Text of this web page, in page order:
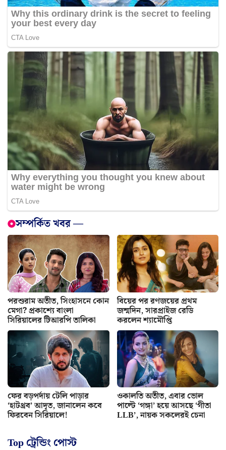
সম্পর্কিত খবর —
পরশুরাম অতীত, সিংহাসনে কোন
মেগা? প্রকাশ্যে বাংলা
সিরিয়ালের টিআরপি তালিকা
বিয়ের পর রণজয়ের প্রথম
জন্মদিন, সারপ্রাইজ রেডি
করলেন শ্যামৌপ্তি
ফের বড়পর্দায় টেলি পাড়ার
‘হাটথ্রব’ আদৃত, জানালেন কবে
ফিরবেন সিরিয়ালে!
ওকালতি অতীত, এবার ভোল
পাল্টে ‘গঙ্গা’ হয়ে আসছে ‘গীতা
LLB’, নায়ক সকলেরই চেনা
Top ট্রেন্ডিং পোস্ট